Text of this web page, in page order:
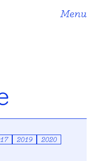
Menu
2019
2020